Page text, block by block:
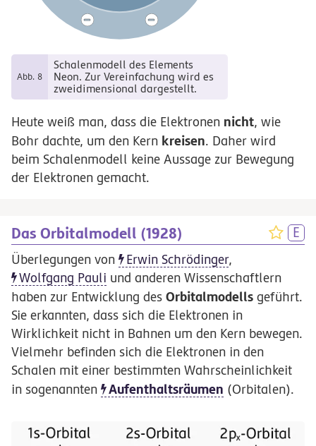
ξ
ξ
Abb. 8
Schalenmodell des Elements
Neon. Zur Vereinfachung wird es
zweidimensional dargestellt.
Heute weiß man, dass die Elektronen nicht, wie
Bohr dachte, um den Kern kreisen. Daher wird
beim Schalenmodell keine Aussage zur Bewegung
der Elektronen gemacht.
Das Orbitalmodell (1928)
Überlegungen von Erwin Schrödinger,
Wolfgang Pauli und anderen Wissenschaftlern
haben zur Entwicklung des Orbitalmodells geführt.
Sie erkannten, dass sich die Elektronen in
Wirklichkeit nicht in Bahnen um den Kern bewegen.
Vielmehr befinden sich die Elektronen in den
Schalen mit einer bestimmten Wahrscheinlichkeit
in sogenannten
Aufenthaltsräumen (Orbitalen).